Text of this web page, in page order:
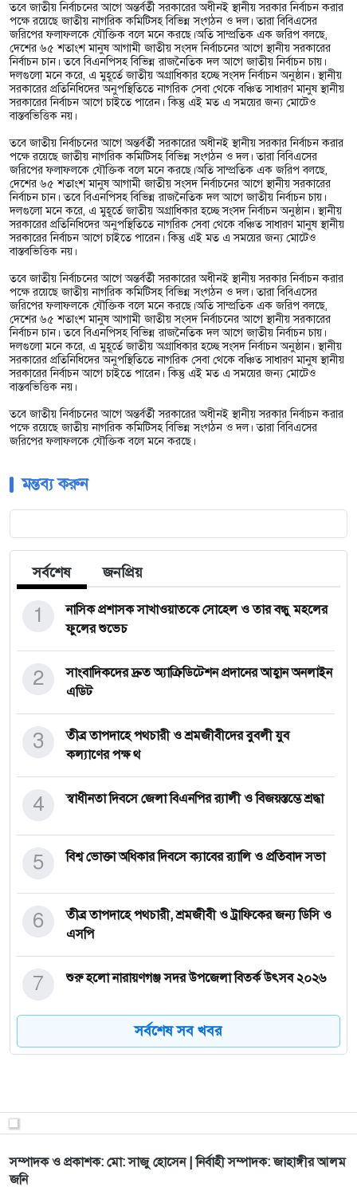
তবে জাতীয় নির্বাচনের আগে অন্তর্বর্তী সরকারের অধীনই স্থানীয় সরকার নির্বাচন করার
পক্ষে রয়েছে জাতীয় নাগরিক কমিটিসহ বিভিন্ন সংগঠন ও দল। তারা বিবিএসের
জরিপের ফলাফলকে যৌক্তিক বলে মনে করছে।অতি সাম্প্রতিক এক জরিপ বলছে,
দেশের ৬৫ শতাংশ মানুষ আগামী জাতীয় সংসদ নির্বাচনের আগে স্থানীয় সরকারের
নির্বাচন চান। তবে বিএনপিসহ বিভিন্ন রাজনৈতিক দল আগে জাতীয় নির্বাচন চায়।
দলগুলো মনে করে, এ মুহূর্তে জাতীয় অগ্রাধিকার হচ্ছে সংসদ নির্বাচন অনুষ্ঠান। স্থানীয়
সরকারের প্রতিনিধিদের অনুপস্থিতিতে নাগরিক সেবা থেকে বঞ্চিত সাধারণ মানুষ স্থানীয়
সরকারের নির্বাচন আগে চাইতে পারেন। কিন্তু এই মত এ সময়ের জন্য মোটেও
বাস্তবভিত্তিক নয়।
তবে জাতীয় নির্বাচনের আগে অন্তর্বর্তী সরকারের অধীনই স্থানীয় সরকার নির্বাচন করার
পক্ষে রয়েছে জাতীয় নাগরিক কমিটিসহ বিভিন্ন সংগঠন ও দল। তারা বিবিএসের
জরিপের ফলাফলকে যৌক্তিক বলে মনে করছে।অতি সাম্প্রতিক এক জরিপ বলছে,
দেশের ৬৫ শতাংশ মানুষ আগামী জাতীয় সংসদ নির্বাচনের আগে স্থানীয় সরকারের
নির্বাচন চান। তবে বিএনপিসহ বিভিন্ন রাজনৈতিক দল আগে জাতীয় নির্বাচন চায়।
দলগুলো মনে করে, এ মুহূর্তে জাতীয় অগ্রাধিকার হচ্ছে সংসদ নির্বাচন অনুষ্ঠান। স্থানীয়
সরকারের প্রতিনিধিদের অনুপস্থিতিতে নাগরিক সেবা থেকে বঞ্চিত সাধারণ মানুষ স্থানীয়
সরকারের নির্বাচন আগে চাইতে পারেন। কিন্তু এই মত এ সময়ের জন্য মোটেও
বাস্তবভিত্তিক নয়।
তবে জাতীয় নির্বাচনের আগে অন্তর্বর্তী সরকারের অধীনই স্থানীয় সরকার নির্বাচন করার
পক্ষে রয়েছে জাতীয় নাগরিক কমিটিসহ বিভিন্ন সংগঠন ও দল। তারা বিবিএসের
জরিপের ফলাফলকে যৌক্তিক বলে মনে করছে।অতি সাম্প্রতিক এক জরিপ বলছে,
দেশের ৬৫ শতাংশ মানুষ আগামী জাতীয় সংসদ নির্বাচনের আগে স্থানীয় সরকারের
নির্বাচন চান। তবে বিএনপিসহ বিভিন্ন রাজনৈতিক দল আগে জাতীয় নির্বাচন চায়।
দলগুলো মনে করে, এ মুহূর্তে জাতীয় অগ্রাধিকার হচ্ছে সংসদ নির্বাচন অনুষ্ঠান। স্থানীয়
সরকারের প্রতিনিধিদের অনুপস্থিতিতে নাগরিক সেবা থেকে বঞ্চিত সাধারণ মানুষ স্থানীয়
সরকারের নির্বাচন আগে চাইতে পারেন। কিন্তু এই মত এ সময়ের জন্য মোটেও
বাস্তবভিত্তিক নয়।
তবে জাতীয় নির্বাচনের আগে অন্তর্বর্তী সরকারের অধীনই স্থানীয় সরকার নির্বাচন করার
পক্ষে রয়েছে জাতীয় নাগরিক কমিটিসহ বিভিন্ন সংগঠন ও দল। তারা বিবিএসের
জরিপের ফলাফলকে যৌক্তিক বলে মনে করছে।
মন্তব্য করুন
সর্বশেষ জনপ্রিয়
নাসিক প্রশাসক সাখাওয়াতকে সোহেল ও তার বন্ধু মহলের
ফুলের শুভেচ
1
সাংবাদিকদের দ্রুত অ্যাক্রিডিটেশন প্রদানের আহ্বান অনলাইন
এডিট
2
তীব্র তাপদাহে পথচারী ও শ্রমজীবীদের বুবলী যুব
কল্যাণের পক্ষ থ
3
‎স্বাধীনতা দিবসে জেলা বিএনপির র‍্যালী ও বিজয়স্তম্ভে শ্রদ্ধা
4
বিশ্ব ভোক্তা অধিকার দিবসে ক্যাবের র‌্যালি ও প্রতিবাদ সভা
5
তীব্র তাপদাহে পথচারী, শ্রমজীবী ও ট্রাফিকের জন্য ডিসি ও
এসপি
6
শুরু হলো নারায়ণগঞ্জ সদর উপজেলা বিতর্ক উৎসব ২০২৬
7
বিশিষ্ট ব্যবসায়ী নেতা ও সংগঠক গোলাম হায়দার লাল
মিয়ার ৩৯
8
কিশোরগ্যাংমুক্ত নারায়ণগঞ্জ গড়তে জেলা প্রশাসন
10
সর্বশেষ সব খবর
সম্পাদক ও প্রকাশক: মো: সাজু হোসেন | নির্বাহী সম্পাদক: জাহাঙ্গীর আলম
জনি